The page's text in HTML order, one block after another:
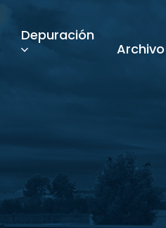
Depuración
Archivo